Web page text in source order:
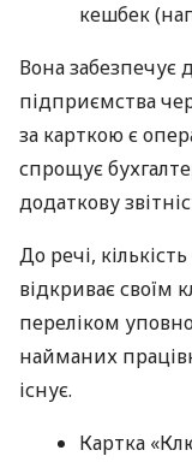
кешбек
Вона забезпечує
підприємства
за карткою є
спрощує
додаткову
До речі,
відкриває
переліком
найманих
існує.
Картка